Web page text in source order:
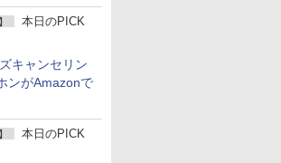
本日のPICK
キャンセリン
ンがAmazonで
本日のPICK